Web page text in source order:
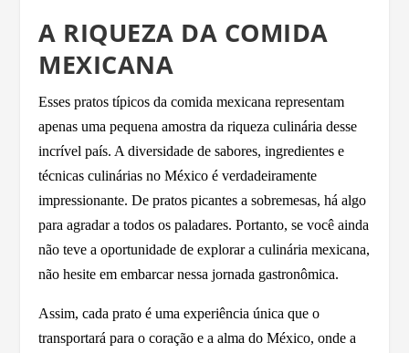
A RIQUEZA DA COMIDA
MEXICANA
Esses pratos típicos da comida mexicana representam
apenas uma pequena amostra da riqueza culinária desse
incrível país. A diversidade de sabores, ingredientes e
técnicas culinárias no México é verdadeiramente
impressionante. De pratos picantes a sobremesas, há algo
para agradar a todos os paladares. Portanto, se você ainda
não teve a oportunidade de explorar a culinária mexicana,
não hesite em embarcar nessa jornada gastronômica.
Assim, cada prato é uma experiência única que o
transportará para o coração e a alma do México, onde a